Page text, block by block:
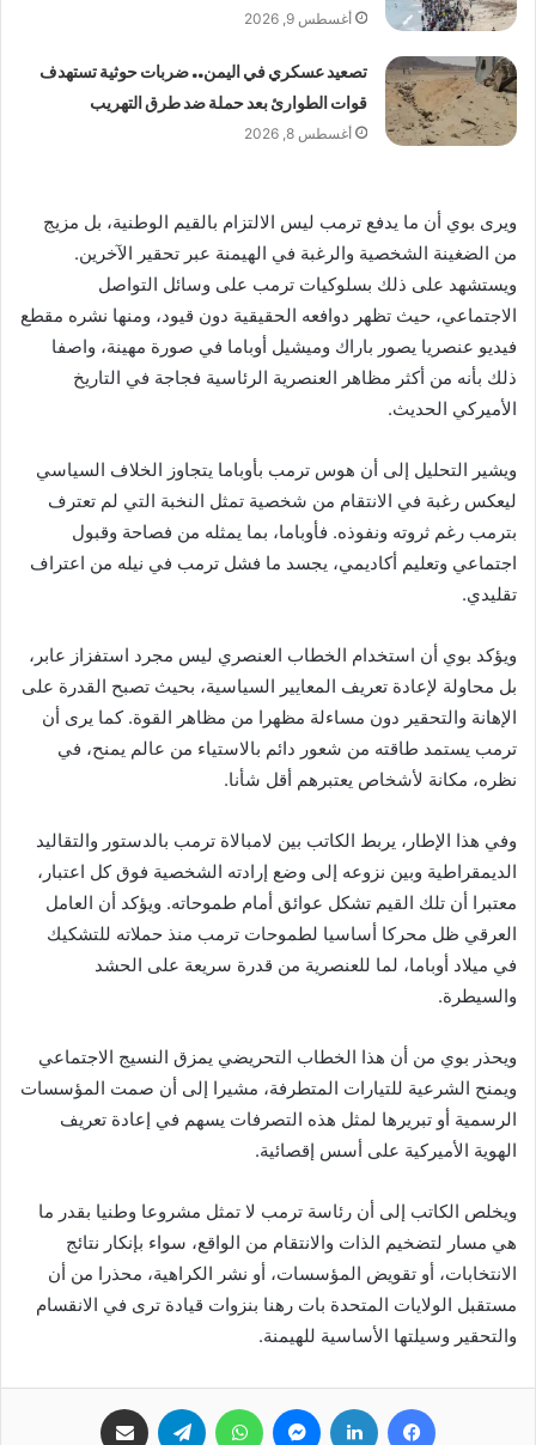
أغسطس 9, 2026
تصعيد عسكري في اليمن.. ضربات حوثية تستهدف
قوات الطوارئ بعد حملة ضد طرق التهريب
أغسطس 8, 2026
ويرى بوي أن ما يدفع ترمب ليس الالتزام بالقيم الوطنية، بل مزيج
من الضغينة الشخصية والرغبة في الهيمنة عبر تحقير الآخرين.
ويستشهد على ذلك بسلوكيات ترمب على وسائل التواصل
الاجتماعي، حيث تظهر دوافعه الحقيقية دون قيود، ومنها نشره مقطع
فيديو عنصريا يصور باراك وميشيل أوباما في صورة مهينة، واصفا
ذلك بأنه من أكثر مظاهر العنصرية الرئاسية فجاجة في التاريخ
الأميركي الحديث.
ويشير التحليل إلى أن هوس ترمب بأوباما يتجاوز الخلاف السياسي
ليعكس رغبة في الانتقام من شخصية تمثل النخبة التي لم تعترف
بترمب رغم ثروته ونفوذه. فأوباما، بما يمثله من فصاحة وقبول
اجتماعي وتعليم أكاديمي، يجسد ما فشل ترمب في نيله من اعتراف
تقليدي.
ويؤكد بوي أن استخدام الخطاب العنصري ليس مجرد استفزاز عابر،
بل محاولة لإعادة تعريف المعايير السياسية، بحيث تصبح القدرة على
الإهانة والتحقير دون مساءلة مظهرا من مظاهر القوة. كما يرى أن
ترمب يستمد طاقته من شعور دائم بالاستياء من عالم يمنح، في
نظره، مكانة لأشخاص يعتبرهم أقل شأنا.
وفي هذا الإطار، يربط الكاتب بين لامبالاة ترمب بالدستور والتقاليد
الديمقراطية وبين نزوعه إلى وضع إرادته الشخصية فوق كل اعتبار،
معتبرا أن تلك القيم تشكل عوائق أمام طموحاته. ويؤكد أن العامل
العرقي ظل محركا أساسيا لطموحات ترمب منذ حملاته للتشكيك
في ميلاد أوباما، لما للعنصرية من قدرة سريعة على الحشد
والسيطرة.
ويحذر بوي من أن هذا الخطاب التحريضي يمزق النسيج الاجتماعي
ويمنح الشرعية للتيارات المتطرفة، مشيرا إلى أن صمت المؤسسات
الرسمية أو تبريرها لمثل هذه التصرفات يسهم في إعادة تعريف
الهوية الأميركية على أسس إقصائية.
ويخلص الكاتب إلى أن رئاسة ترمب لا تمثل مشروعا وطنيا بقدر ما
هي مسار لتضخيم الذات والانتقام من الواقع، سواء بإنكار نتائج
الانتخابات، أو تقويض المؤسسات، أو نشر الكراهية، محذرا من أن
مستقبل الولايات المتحدة بات رهنا بنزوات قيادة ترى في الانقسام
والتحقير وسيلتها الأساسية للهيمنة.
فيسبوك لينكدإن ماسنجر واتساب تيلقرام